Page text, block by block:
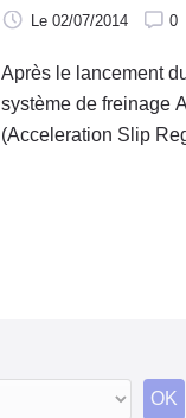
Le 02/07/2014 0
Après le lancement
système de freinage
(Acceleration Slip
OK